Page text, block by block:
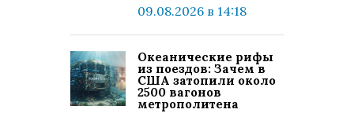
09.08.2026 в 14:18
Океанические рифы
из поездов: Зачем в
США затопили около
2500 вагонов
метрополитена